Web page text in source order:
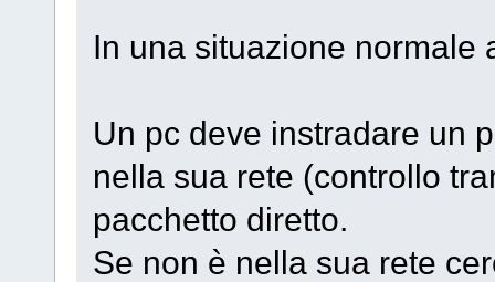
In una situazione normale
Un pc deve instradare un
nella sua rete (controllo
pacchetto diretto.
Se non è nella sua rete